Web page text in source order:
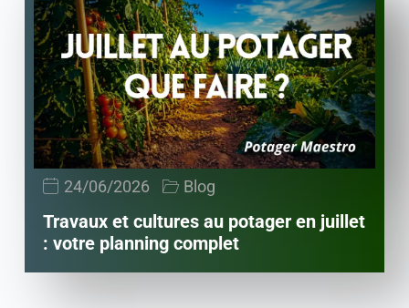
24/06/2026 Blog
Travaux et cultures au potager en juillet
: votre planning complet